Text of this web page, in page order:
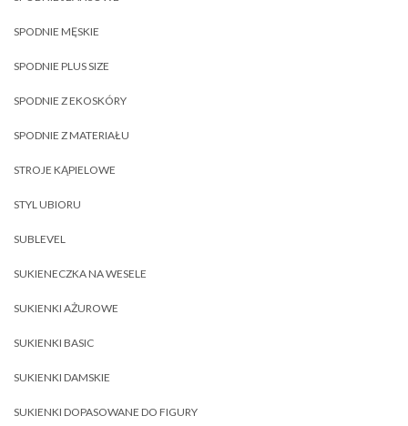
SPODNIE MĘSKIE
SPODNIE PLUS SIZE
SPODNIE Z EKOSKÓRY
SPODNIE Z MATERIAŁU
STROJE KĄPIELOWE
STYL UBIORU
SUBLEVEL
SUKIENECZKA NA WESELE
SUKIENKI AŻUROWE
SUKIENKI BASIC
SUKIENKI DAMSKIE
SUKIENKI DOPASOWANE DO FIGURY